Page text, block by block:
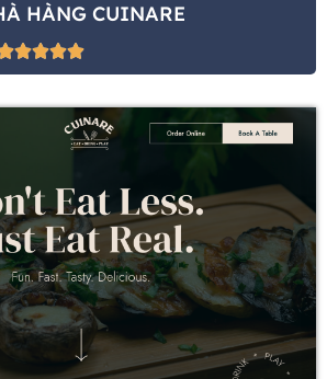
HÀNG CUINARE
